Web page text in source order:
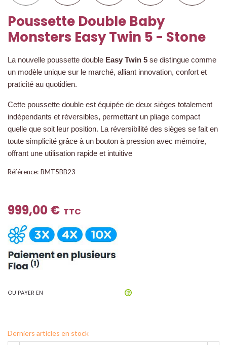
Poussette Double Baby
Monsters Easy Twin 5 - Stone
La nouvelle poussette double Easy Twin 5 se distingue comme
un modèle unique sur le marché, alliant innovation, confort et
praticité au quotidien.
Cette poussette double est équipée de deux sièges totalement
indépendants et réversibles, permettant un pliage compact
quelle que soit leur position. La réversibilité des sièges se fait en
toute simplicité grâce à un bouton à pression avec mémoire,
offrant une utilisation rapide et intuitive
Référence: BMT5BB23
999,00 € TTC
OU PAYER EN
Derniers articles en stock